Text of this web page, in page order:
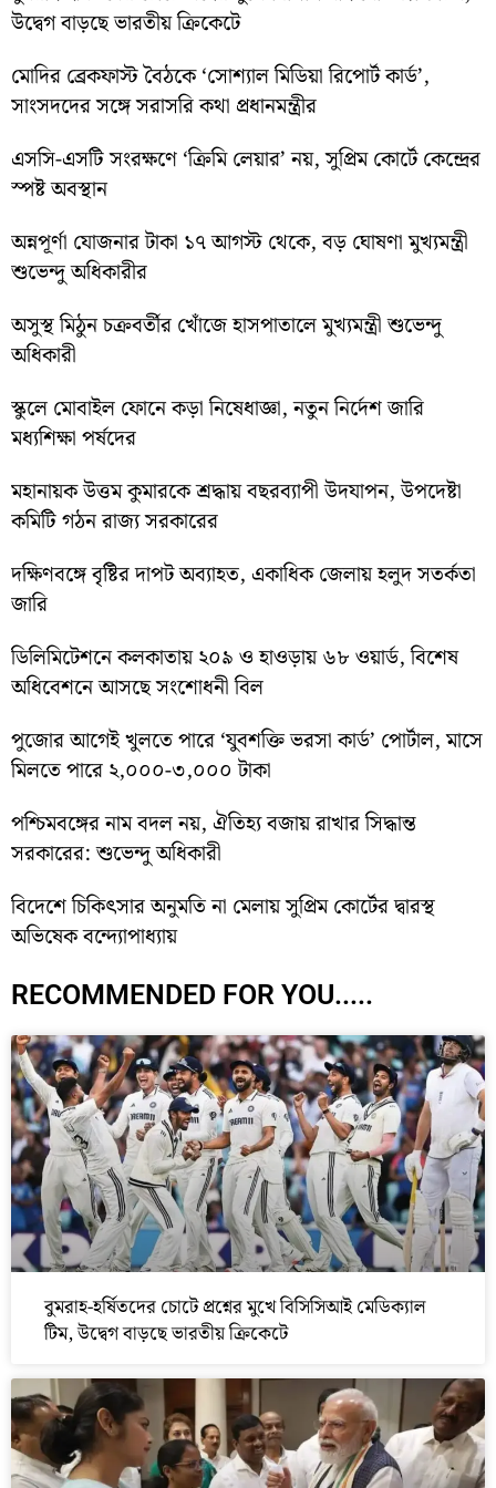
উদ্বেগ বাড়ছে ভারতীয় ক্রিকেটে
মোদির ব্রেকফাস্ট বৈঠকে ‘সোশ্যাল মিডিয়া রিপোর্ট কার্ড’,
সাংসদদের সঙ্গে সরাসরি কথা প্রধানমন্ত্রীর
এসসি-এসটি সংরক্ষণে ‘ক্রিমি লেয়ার’ নয়, সুপ্রিম কোর্টে কেন্দ্রের
স্পষ্ট অবস্থান
অন্নপূর্ণা যোজনার টাকা ১৭ আগস্ট থেকে, বড় ঘোষণা মুখ্যমন্ত্রী
শুভেন্দু অধিকারীর
অসুস্থ মিঠুন চক্রবর্তীর খোঁজে হাসপাতালে মুখ্যমন্ত্রী শুভেন্দু
অধিকারী
স্কুলে মোবাইল ফোনে কড়া নিষেধাজ্ঞা, নতুন নির্দেশ জারি
মধ্যশিক্ষা পর্ষদের
মহানায়ক উত্তম কুমারকে শ্রদ্ধায় বছরব্যাপী উদযাপন, উপদেষ্টা
কমিটি গঠন রাজ্য সরকারের
দক্ষিণবঙ্গে বৃষ্টির দাপট অব্যাহত, একাধিক জেলায় হলুদ সতর্কতা
জারি
ডিলিমিটেশনে কলকাতায় ২০৯ ও হাওড়ায় ৬৮ ওয়ার্ড, বিশেষ
অধিবেশনে আসছে সংশোধনী বিল
পুজোর আগেই খুলতে পারে ‘যুবশক্তি ভরসা কার্ড’ পোর্টাল, মাসে
মিলতে পারে ২,০০০-৩,০০০ টাকা
পশ্চিমবঙ্গের নাম বদল নয়, ঐতিহ্য বজায় রাখার সিদ্ধান্ত
সরকারের: শুভেন্দু অধিকারী
বিদেশে চিকিৎসার অনুমতি না মেলায় সুপ্রিম কোর্টের দ্বারস্থ
অভিষেক বন্দ্যোপাধ্যায়
RECOMMENDED FOR YOU.....
বুমরাহ-হর্ষিতদের চোটে প্রশ্নের মুখে বিসিসিআই মেডিক্যাল
টিম, উদ্বেগ বাড়ছে ভারতীয় ক্রিকেটে